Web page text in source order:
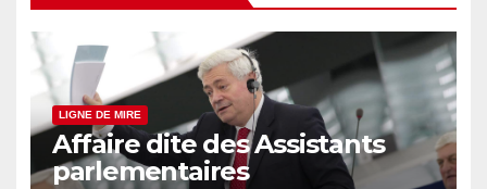
LIGNE DE MIRE
Affaire dite des Assistants
parlementaires